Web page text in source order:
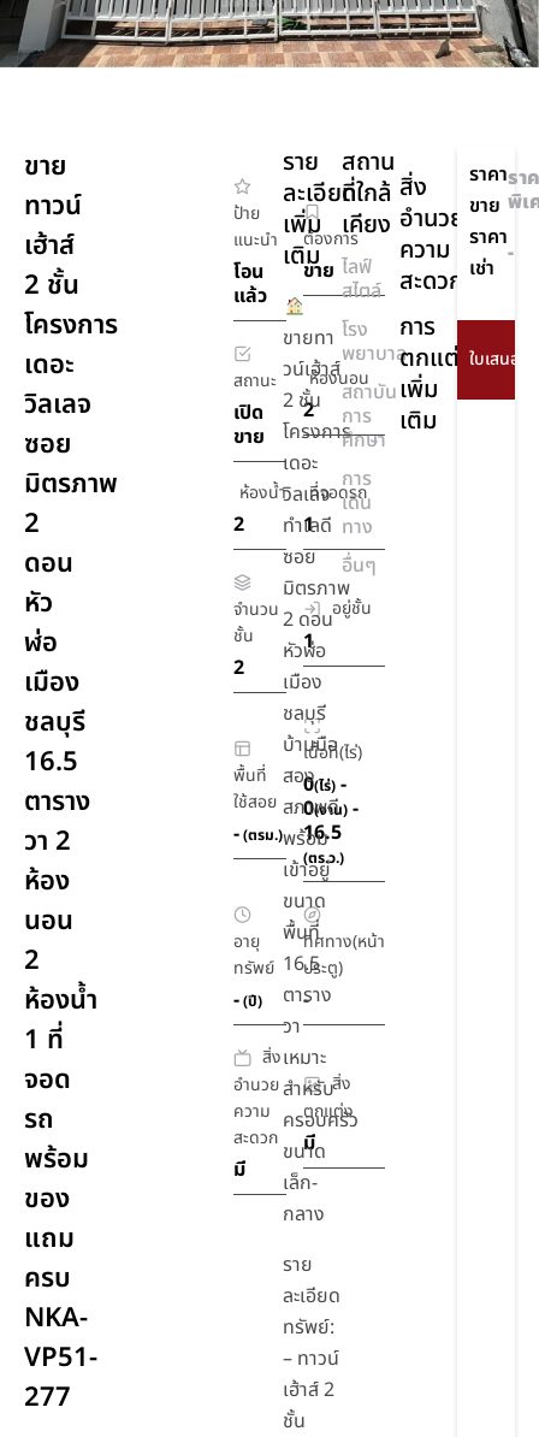
ขาย
ทาวน์
เฮ้าส์
2 ชั้น
โครงการ
เดอะ
วิลเลจ
ซอย
มิตรภาพ
2
ดอน
หัว
ฬ่อ
เมือง
ชลบุรี
16.5
ตาราง
วา 2
ห้อง
นอน
2
ห้องน้ำ
1 ที่
จอด
รถ
พร้อม
ของ
แถม
ครบ
NKA-
VP51-
277
ป้าย
แนะนำ
โอน
แล้ว
ต้องการ
ขาย
สถานะ
เปิด
ขาย
ห้องนอน
2
ห้องน้ำ
2
ที่จอดรถ
1
จำนวน
ชั้น
2
อยู่ชั้น
1
พื้นที่
ใช้สอย
-(ตรม.)
เนื้อที่(ไร่)
0(ไร่) -
0(งาน) -
16.5
(ตร.ว.)
อายุ
ทรัพย์
-(ปี)
ทิศทาง(หน้า
ประตู)
-
สิ่ง
อำนวย
ความ
สะดวก
มี
สิ่ง
ตกแต่ง
มี
ราย
ละเอียด
เพิ่ม
เติม
ขายทา
วน์เฮ้าส์
2 ชั้น
โครงการ
เดอะ
วิลเลจ
ทำเลดี
ซอย
มิตรภาพ
2 ดอน
หัวฬ่อ
เมือง
ชลบุรี
บ้านมือ
สอง
สภาพดี
พร้อม
เข้าอยู่
ขนาด
พื้นที่
16.5
ตาราง
วา
เหมาะ
สำหรับ
ครอบครัว
ขนาด
เล็ก-
กลาง
ราย
ละเอียด
ทรัพย์:
– ทาวน์
เฮ้าส์ 2
ชั้น
สถาน
ที่ใกล้
เคียง
ไลฟ์
สไตล์
โรง
พยาบาล
สถาบัน
การ
ศึกษา
การ
เดิน
ทาง
อื่นๆ
สิ่ง
อำนวย
ความ
สะดวก
การ
ตกแต่ง
เพิ่ม
เติม
ราคา
ขาย
รา
พิเ
ราคา
เช่า
-